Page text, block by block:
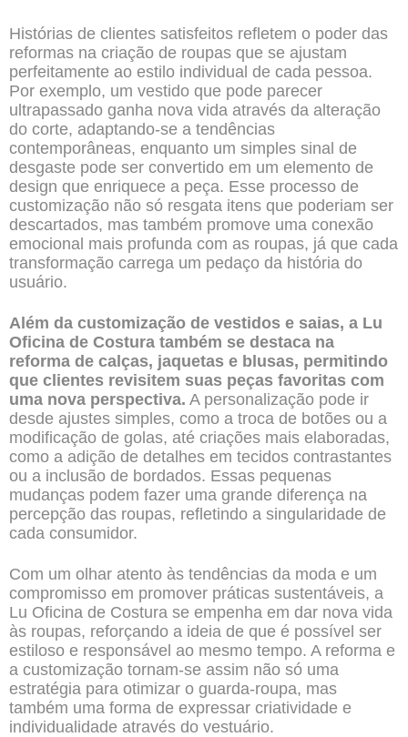
Histórias de clientes satisfeitos refletem o poder das
reformas na criação de roupas que se ajustam
perfeitamente ao estilo individual de cada pessoa.
Por exemplo, um vestido que pode parecer
ultrapassado ganha nova vida através da alteração
do corte, adaptando-se a tendências
contemporâneas, enquanto um simples sinal de
desgaste pode ser convertido em um elemento de
design que enriquece a peça. Esse processo de
customização não só resgata itens que poderiam ser
descartados, mas também promove uma conexão
emocional mais profunda com as roupas, já que cada
transformação carrega um pedaço da história do
usuário.
Além da customização de vestidos e saias, a Lu
Oficina de Costura também se destaca na
reforma de calças, jaquetas e blusas, permitindo
que clientes revisitem suas peças favoritas com
uma nova perspectiva. A personalização pode ir
desde ajustes simples, como a troca de botões ou a
modificação de golas, até criações mais elaboradas,
como a adição de detalhes em tecidos contrastantes
ou a inclusão de bordados. Essas pequenas
mudanças podem fazer uma grande diferença na
percepção das roupas, refletindo a singularidade de
cada consumidor.
Com um olhar atento às tendências da moda e um
compromisso em promover práticas sustentáveis, a
Lu Oficina de Costura se empenha em dar nova vida
às roupas, reforçando a ideia de que é possível ser
estiloso e responsável ao mesmo tempo. A reforma e
a customização tornam-se assim não só uma
estratégia para otimizar o guarda-roupa, mas
também uma forma de expressar criatividade e
individualidade através do vestuário.